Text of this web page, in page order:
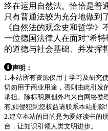
终在运用自然法。恰恰是普
只有普通法较为充分地做到
《自然法的观念史和哲学
一位德国法律人在面对“希
的道德与社会基础、并发挥
声明：
1.本站所有资源仅用于学习及研究
切勿用于商业用途，否则由此引发
承担。除标明原创外均来自网络整
有,如侵犯到您权益请联系本站删除!
2.建立本站的目的是为爱好读书的
台，让知识引领人类文明进步。